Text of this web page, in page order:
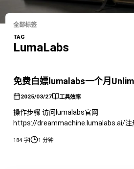
全部标签
TAG
LumaLabs
免费白嫖lumalabs一个月
2025/03/27 工具效率
操作步骤 访问lumalabs官网
https://dreammachine.lumalabs.ai/注
的使命，展示了在生成式 AI 领域的领导
184 字| 1 分钟